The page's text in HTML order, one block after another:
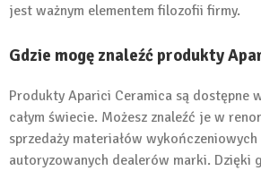
jest ważnym elementem filozofii firmy.
Gdzie mogę znaleźć produkty
Produkty Aparici Ceramica są dostępne
całym świecie. Możesz znaleźć je w
sprzedaży materiałów
autoryzowanych dealerów marki. Dzięki